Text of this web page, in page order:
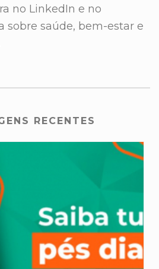
no LinkedIn e no
sobre saúde, bem-estar e
RECENTES